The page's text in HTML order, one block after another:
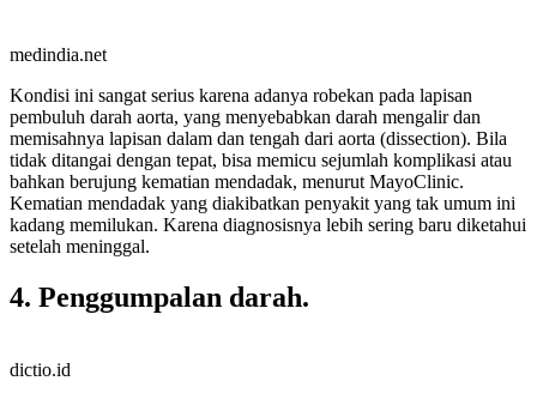
medindia.net
Kondisi ini sangat serius karena adanya robekan pada lapisan
pembuluh darah aorta, yang menyebabkan darah mengalir dan
memisahnya lapisan dalam dan tengah dari aorta (dissection). Bila
tidak ditangai dengan tepat, bisa memicu sejumlah komplikasi atau
bahkan berujung kematian mendadak, menurut MayoClinic.
Kematian mendadak yang diakibatkan penyakit yang tak umum ini
kadang memilukan. Karena diagnosisnya lebih sering baru diketahui
setelah meninggal.
4. Penggumpalan darah.
dictio.id